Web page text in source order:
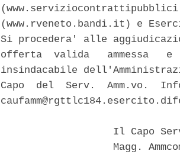
(www.rveneto.bandi.it) e
Si procedera' alle
offerta  valida   ammessa
insindacabile
Capo  del  Serv.  Amm.vo.
Il Capo
Magg.